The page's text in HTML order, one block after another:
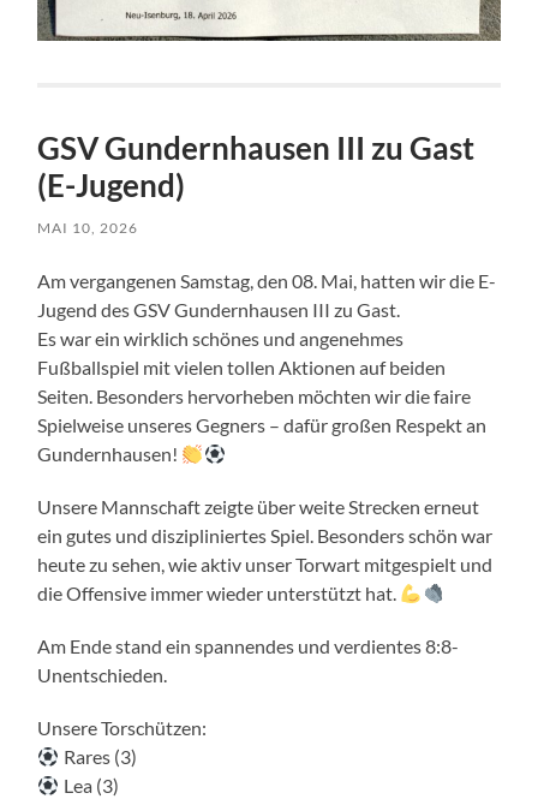
GSV Gundernhausen III zu Gast
(E-Jugend)
MAI 10, 2026
Am vergangenen Samstag, den 08. Mai, hatten wir die E-
Jugend des GSV Gundernhausen III zu Gast.
Es war ein wirklich schönes und angenehmes
Fußballspiel mit vielen tollen Aktionen auf beiden
Seiten. Besonders hervorheben möchten wir die faire
Spielweise unseres Gegners – dafür großen Respekt an
Gundernhausen!
Unsere Mannschaft zeigte über weite Strecken erneut
ein gutes und diszipliniertes Spiel. Besonders schön war
heute zu sehen, wie aktiv unser Torwart mitgespielt und
die Offensive immer wieder unterstützt hat.
Am Ende stand ein spannendes und verdientes 8:8-
Unentschieden.
Unsere Torschützen:
Rares (3)
Lea (3)